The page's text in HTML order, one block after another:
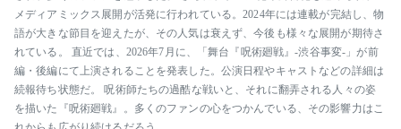
メディアミックス展開が活発に行われている。2024年には連載が完結し、物
語が大きな節目を迎えたが、その人気は衰えず、今後も様々な展開が期待さ
れている。 直近では、2026年7月に、「舞台『呪術廻戦』-渋谷事変-」が前
編・後編にて上演されることを発表した。公演日程やキャストなどの詳細は
続報待ち状態だ。 呪術師たちの過酷な戦いと、それに翻弄される人々の姿
を描いた『呪術廻戦』。多くのファンの心をつかんでいる、その影響力はこ